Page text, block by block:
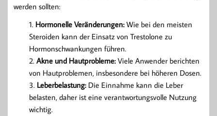
werden sollten:
Hormonelle Veränderungen: Wie bei den meisten
Steroiden kann der Einsatz von Trestolone zu
Hormonschwankungen führen.
Akne und Hautprobleme: Viele Anwender berichten
von Hautproblemen, insbesondere bei höheren Dosen.
Leberbelastung: Die Einnahme kann die Leber
belasten, daher ist eine verantwortungsvolle Nutzung
wichtig.